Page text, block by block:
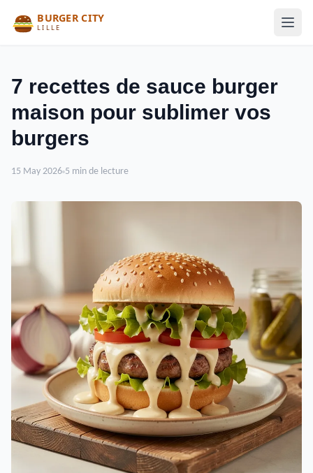
7 recettes de sauce burger
maison pour sublimer vos
burgers
15 May 2026 5 min de lecture